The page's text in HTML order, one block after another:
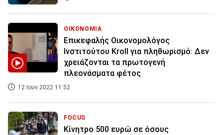
ΟΙΚΟΝΟΜΙΑ
Επικεφαλής Οικονομολόγος
Ινστιτούτου Kroll για πληθωρισμό: Δεν
χρειάζονται τα πρωτογενή
πλεονάσματα φέτος
12 Ιουν 2022 11:52
FOCUS
Κίνητρο 500 ευρώ σε όσους